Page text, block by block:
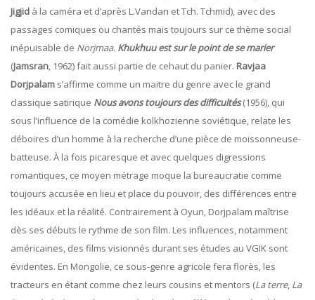
Jigjid à la caméra et d’après L.Vandan et Tch. Tchmid), avec des
passages comiques ou chantés mais toujours sur ce thème social
inépuisable de Norjmaa. Khukhuu est sur le point de se marier
(Jamsran, 1962) fait aussi partie de cehaut du panier. Ravjaa
Dorjpalam s’affirme comme un maitre du genre avec le grand
classique satirique Nous avons toujours des difficultés(1956), qui
sous l’influence de la comédie kolkhozienne soviétique, relate les
déboires d’un homme à la recherche d’une pièce de moissonneuse-
batteuse. À la fois picaresque et avec quelques digressions
romantiques, ce moyen métrage moque la bureaucratie comme
toujours accusée en lieu et place du pouvoir, des différences entre
les idéaux et la réalité. Contrairement à Oyun, Dorjpalam maîtrise
dès ses débuts le rythme de son film. Les influences, notamment
américaines, des films visionnés durant ses études au VGIK sont
évidentes. En Mongolie, ce sous-genre agricole fera florès, les
tracteurs en étant comme chez leurs cousins et mentors (La terre, La